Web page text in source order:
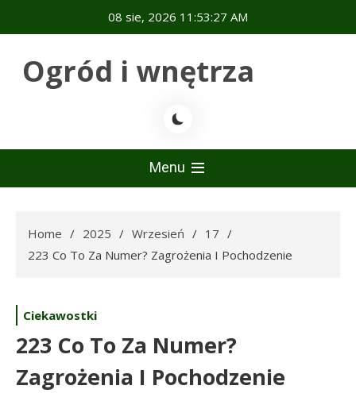
to
08 sie, 2026 11:53:28 AM
Ogród i wnętrza
Menu
Home 2025 Wrzesień
17
223 Co To Za Numer? Zagrożenia I Pochodzenie
Ciekawostki
223 Co To Za Numer?
Zagrożenia I Pochodzenie